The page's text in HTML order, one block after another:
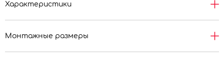
Характеристики
Монтажные размеры